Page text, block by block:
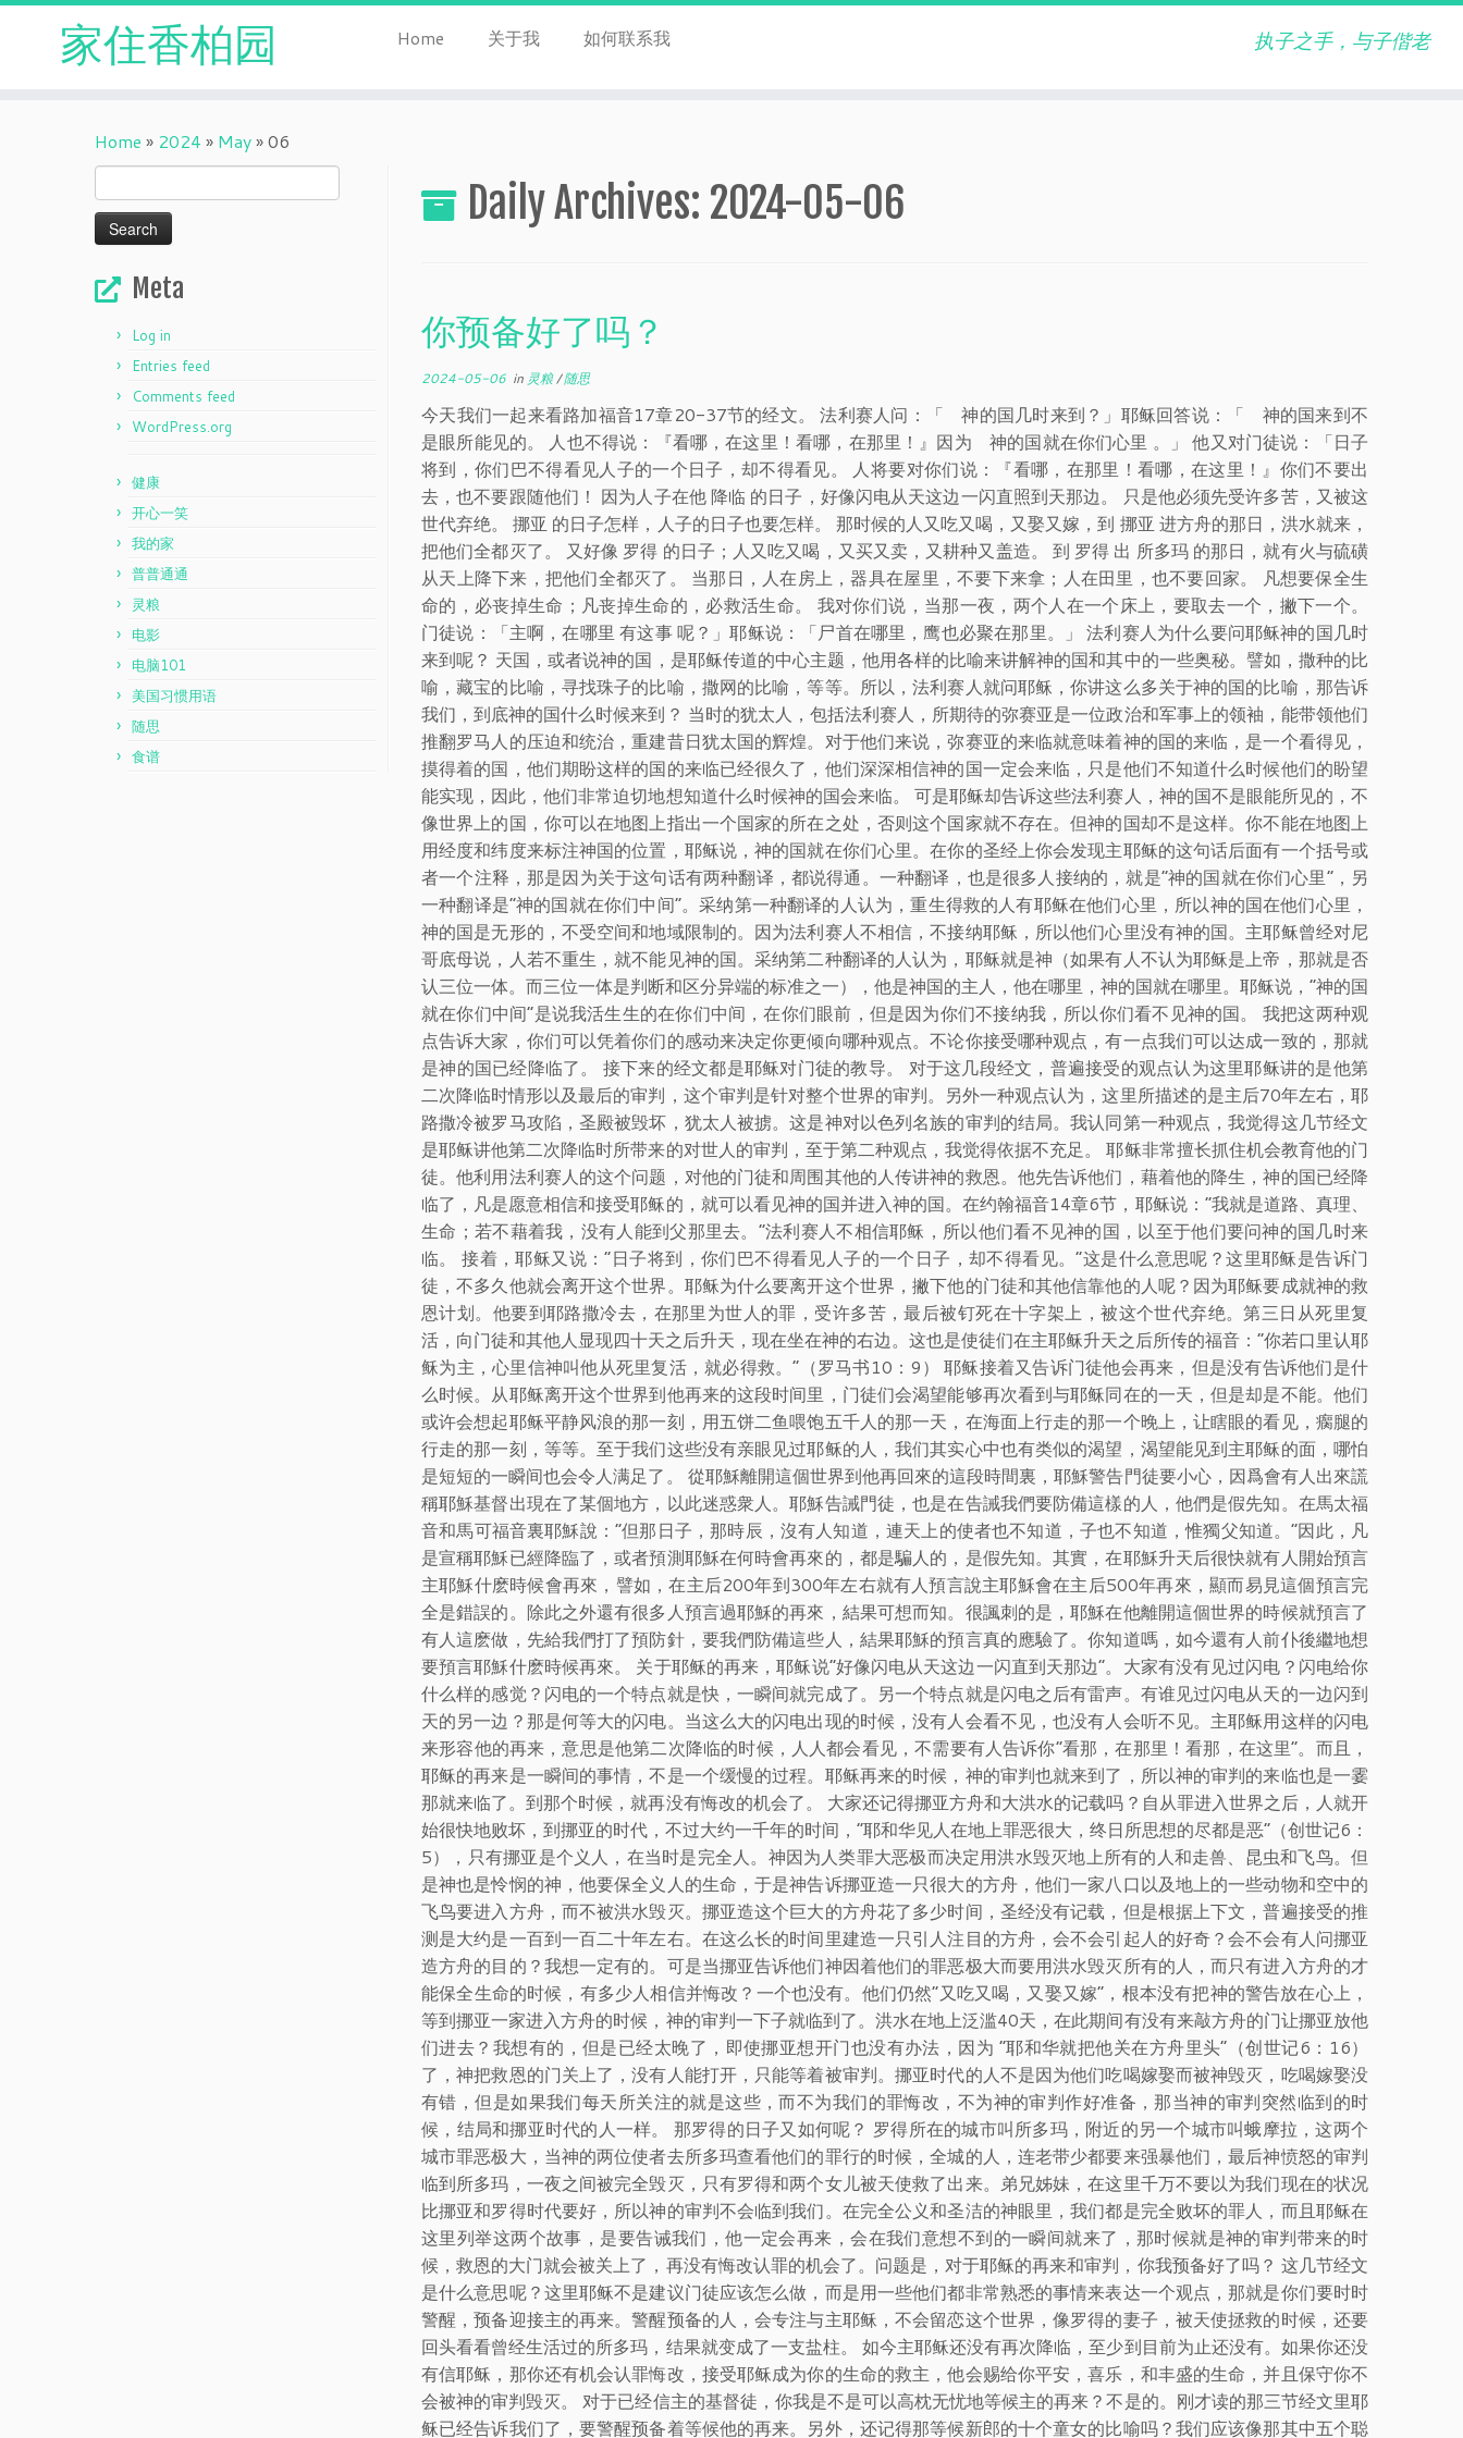
家住香柏园 执子之手，与子偕老
Home 关于我 如何联系我
Home » 2024 » May»06
for:
Meta
Log in
Entries feed
Comments feed
WordPress.org
健康
开心一笑
我的家
普普通通
灵粮
电影
电脑101
美国习惯用语
随思
食谱
Daily Archives: 2024-05-06
你预备好了吗？
2024-05-06 in 灵粮/随思
今天我们一起来看路加福音17章20-37节的经文。 法利赛人问：「 神的国几时来到？」耶稣回答说：「 神的国来到不
是眼所能见的。 人也不得说：『看哪，在这里！看哪，在那里！』因为 神的国就在你们心里 。」 他又对门徒说：「日子
将到，你们巴不得看见人子的一个日子，却不得看见。 人将要对你们说：『看哪，在那里！看哪，在这里！』你们不要出
去，也不要跟随他们！ 因为人子在他 降临 的日子，好像闪电从天这边一闪直照到天那边。 只是他必须先受许多苦，又被这
世代弃绝。 挪亚 的日子怎样，人子的日子也要怎样。 那时候的人又吃又喝，又娶又嫁，到 挪亚 进方舟的那日，洪水就来，
把他们全都灭了。 又好像 罗得 的日子；人又吃又喝，又买又卖，又耕种又盖造。 到 罗得 出 所多玛 的那日，就有火与硫磺
从天上降下来，把他们全都灭了。 当那日，人在房上，器具在屋里，不要下来拿；人在田里，也不要回家。 凡想要保全生
命的，必丧掉生命；凡丧掉生命的，必救活生命。 我对你们说，当那一夜，两个人在一个床上，要取去一个，撇下一个。
门徒说：「主啊，在哪里 有这事 呢？」耶稣说：「尸首在哪里，鹰也必聚在那里。」 法利赛人为什么要问耶稣神的国几时
来到呢？ 天国，或者说神的国，是耶稣传道的中心主题，他用各样的比喻来讲解神的国和其中的一些奥秘。譬如，撒种的比
喻，藏宝的比喻，寻找珠子的比喻，撒网的比喻，等等。所以，法利赛人就问耶稣，你讲这么多关于神的国的比喻，那告诉
我们，到底神的国什么时候来到？ 当时的犹太人，包括法利赛人，所期待的弥赛亚是一位政治和军事上的领袖，能带领他们
推翻罗马人的压迫和统治，重建昔日犹太国的辉煌。对于他们来说，弥赛亚的来临就意味着神的国的来临，是一个看得见，
摸得着的国，他们期盼这样的国的来临已经很久了，他们深深相信神的国一定会来临，只是他们不知道什么时候他们的盼望
能实现，因此，他们非常迫切地想知道什么时候神的国会来临。 可是耶稣却告诉这些法利赛人，神的国不是眼能所见的，不
像世界上的国，你可以在地图上指出一个国家的所在之处，否则这个国家就不存在。但神的国却不是这样。你不能在地图上
用经度和纬度来标注神国的位置，耶稣说，神的国就在你们心里。在你的圣经上你会发现主耶稣的这句话后面有一个括号或
者一个注释，那是因为关于这句话有两种翻译，都说得通。一种翻译，也是很多人接纳的，就是“神的国就在你们心里”，另
一种翻译是“神的国就在你们中间”。采纳第一种翻译的人认为，重生得救的人有耶稣在他们心里，所以神的国在他们心里，
神的国是无形的，不受空间和地域限制的。因为法利赛人不相信，不接纳耶稣，所以他们心里没有神的国。主耶稣曾经对尼
哥底母说，人若不重生，就不能见神的国。采纳第二种翻译的人认为，耶稣就是神（如果有人不认为耶稣是上帝，那就是否
认三位一体。而三位一体是判断和区分异端的标准之一），他是神国的主人，他在哪里，神的国就在哪里。耶稣说，“神的国
就在你们中间”是说我活生生的在你们中间，在你们眼前，但是因为你们不接纳我，所以你们看不见神的国。 我把这两种观
点告诉大家，你们可以凭着你们的感动来决定你更倾向哪种观点。不论你接受哪种观点，有一点我们可以达成一致的，那就
是神的国已经降临了。 接下来的经文都是耶稣对门徒的教导。 对于这几段经文，普遍接受的观点认为这里耶稣讲的是他第
二次降临时情形以及最后的审判，这个审判是针对整个世界的审判。另外一种观点认为，这里所描述的是主后70年左右，耶
路撒冷被罗马攻陷，圣殿被毁坏，犹太人被掳。这是神对以色列名族的审判的结局。我认同第一种观点，我觉得这几节经文
是耶稣讲他第二次降临时所带来的对世人的审判，至于第二种观点，我觉得依据不充足。 耶稣非常擅长抓住机会教育他的门
徒。他利用法利赛人的这个问题，对他的门徒和周围其他的人传讲神的救恩。他先告诉他们，藉着他的降生，神的国已经降
临了，凡是愿意相信和接受耶稣的，就可以看见神的国并进入神的国。在约翰福音14章6节，耶稣说：“我就是道路、真理、
生命；若不藉着我，没有人能到父那里去。”法利赛人不相信耶稣，所以他们看不见神的国，以至于他们要问神的国几时来
临。 接着，耶稣又说：“日子将到，你们巴不得看见人子的一个日子，却不得看见。”这是什么意思呢？这里耶稣是告诉门
徒，不多久他就会离开这个世界。耶稣为什么要离开这个世界，撇下他的门徒和其他信靠他的人呢？因为耶稣要成就神的救
恩计划。他要到耶路撒冷去，在那里为世人的罪，受许多苦，最后被钉死在十字架上，被这个世代弃绝。第三日从死里复
活，向门徒和其他人显现四十天之后升天，现在坐在神的右边。这也是使徒们在主耶稣升天之后所传的福音：“你若口里认耶
稣为主，心里信神叫他从死里复活，就必得救。”（罗马书10：9） 耶稣接着又告诉门徒他会再来，但是没有告诉他们是什
么时候。从耶稣离开这个世界到他再来的这段时间里，门徒们会渴望能够再次看到与耶稣同在的一天，但是却是不能。他们
或许会想起耶稣平静风浪的那一刻，用五饼二鱼喂饱五千人的那一天，在海面上行走的那一个晚上，让瞎眼的看见，瘸腿的
行走的那一刻，等等。至于我们这些没有亲眼见过耶稣的人，我们其实心中也有类似的渴望，渴望能见到主耶稣的面，哪怕
是短短的一瞬间也会令人满足了。 從耶穌離開這個世界到他再回來的這段時間裏，耶穌警告門徒要小心，因爲會有人出來謊
稱耶穌基督出現在了某個地方，以此迷惑衆人。耶穌告誡門徒，也是在告誡我們要防備這樣的人，他們是假先知。在馬太福
音和馬可福音裏耶穌說：“但那日子，那時辰，沒有人知道，連天上的使者也不知道，子也不知道，惟獨父知道。”因此，凡
是宣稱耶穌已經降臨了，或者預測耶穌在何時會再來的，都是騙人的，是假先知。其實，在耶穌升天后很快就有人開始預言
主耶穌什麽時候會再來，譬如，在主后200年到300年左右就有人預言說主耶穌會在主后500年再來，顯而易見這個預言完
全是錯誤的。除此之外還有很多人預言過耶穌的再來，結果可想而知。很諷刺的是，耶穌在他離開這個世界的時候就預言了
有人這麽做，先給我們打了預防針，要我們防備這些人，結果耶穌的預言真的應驗了。你知道嗎，如今還有人前仆後繼地想
要預言耶穌什麽時候再來。 关于耶稣的再来，耶稣说“好像闪电从天这边一闪直到天那边”。大家有没有见过闪电？闪电给你
什么样的感觉？闪电的一个特点就是快，一瞬间就完成了。另一个特点就是闪电之后有雷声。有谁见过闪电从天的一边闪到
天的另一边？那是何等大的闪电。当这么大的闪电出现的时候，没有人会看不见，也没有人会听不见。主耶稣用这样的闪电
来形容他的再来，意思是他第二次降临的时候，人人都会看见，不需要有人告诉你“看那，在那里！看那，在这里”。而且，
耶稣的再来是一瞬间的事情，不是一个缓慢的过程。耶稣再来的时候，神的审判也就来到了，所以神的审判的来临也是一霎
那就来临了。到那个时候，就再没有悔改的机会了。 大家还记得挪亚方舟和大洪水的记载吗？自从罪进入世界之后，人就开
始很快地败坏，到挪亚的时代，不过大约一千年的时间，“耶和华见人在地上罪恶很大，终日所思想的尽都是恶”（创世记6：
5），只有挪亚是个义人，在当时是完全人。神因为人类罪大恶极而决定用洪水毁灭地上所有的人和走兽、昆虫和飞鸟。但
是神也是怜悯的神，他要保全义人的生命，于是神告诉挪亚造一只很大的方舟，他们一家八口以及地上的一些动物和空中的
飞鸟要进入方舟，而不被洪水毁灭。挪亚造这个巨大的方舟花了多少时间，圣经没有记载，但是根据上下文，普遍接受的推
测是大约是一百到一百二十年左右。在这么长的时间里建造一只引人注目的方舟，会不会引起人的好奇？会不会有人问挪亚
造方舟的目的？我想一定有的。可是当挪亚告诉他们神因着他们的罪恶极大而要用洪水毁灭所有的人，而只有进入方舟的才
能保全生命的时候，有多少人相信并悔改？一个也没有。他们仍然“又吃又喝，又娶又嫁”，根本没有把神的警告放在心上，
等到挪亚一家进入方舟的时候，神的审判一下子就临到了。洪水在地上泛滥40天，在此期间有没有来敲方舟的门让挪亚放他
们进去？我想有的，但是已经太晚了，即使挪亚想开门也没有办法，因为 “耶和华就把他关在方舟里头”（创世记6：16）
了，神把救恩的门关上了，没有人能打开，只能等着被审判。挪亚时代的人不是因为他们吃喝嫁娶而被神毁灭，吃喝嫁娶没
有错，但是如果我们每天所关注的就是这些，而不为我们的罪悔改，不为神的审判作好准备，那当神的审判突然临到的时
候，结局和挪亚时代的人一样。 那罗得的日子又如何呢？ 罗得所在的城市叫所多玛，附近的另一个城市叫蛾摩拉，这两个
城市罪恶极大，当神的两位使者去所多玛查看他们的罪行的时候，全城的人，连老带少都要来强暴他们，最后神愤怒的审判
临到所多玛，一夜之间被完全毁灭，只有罗得和两个女儿被天使救了出来。弟兄姊妹，在这里千万不要以为我们现在的状况
比挪亚和罗得时代要好，所以神的审判不会临到我们。在完全公义和圣洁的神眼里，我们都是完全败坏的罪人，而且耶稣在
这里列举这两个故事，是要告诫我们，他一定会再来，会在我们意想不到的一瞬间就来了，那时候就是神的审判带来的时
候，救恩的大门就会被关上了，再没有悔改认罪的机会了。问题是，对于耶稣的再来和审判，你我预备好了吗？ 这几节经文
是什么意思呢？这里耶稣不是建议门徒应该怎么做，而是用一些他们都非常熟悉的事情来表达一个观点，那就是你们要时时
警醒，预备迎接主的再来。警醒预备的人，会专注与主耶稣，不会留恋这个世界，像罗得的妻子，被天使拯救的时候，还要
回头看看曾经生活过的所多玛，结果就变成了一支盐柱。 如今主耶稣还没有再次降临，至少到目前为止还没有。如果你还没
有信耶稣，那你还有机会认罪悔改，接受耶稣成为你的生命的救主，他会赐给你平安，喜乐，和丰盛的生命，并且保守你不
会被神的审判毁灭。 对于已经信主的基督徒，你我是不是可以高枕无忧地等候主的再来？不是的。刚才读的那三节经文里耶
稣已经告诉我们了，要警醒预备着等候他的再来。另外，还记得那等候新郎的十个童女的比喻吗？我们应该像那其中五个聪